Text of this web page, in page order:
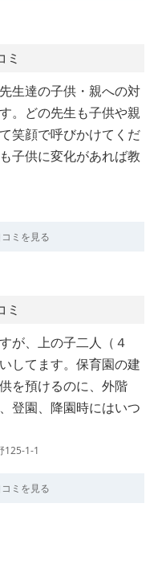
ミ
生達の子供・親への対
。どの先生も子供や親
笑顔で呼びかけてくだ
子供に変化があれば教
ミを見る
ミ
が、上の子二人（４
してます。保育園の建
を預けるのに、外階
登園、降園時にはいつ
125-1-1
ミを見る